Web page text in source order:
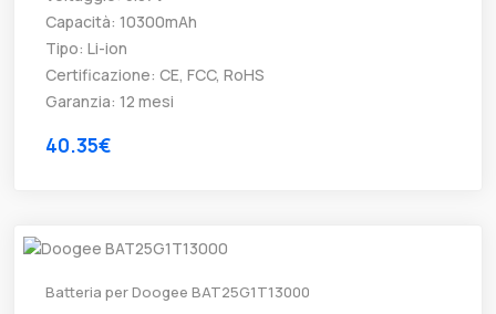
Capacità: 10300mAh
Tipo: Li-ion
Certificazione: CE, FCC, RoHS
Garanzia: 12 mesi
40.35€
Batteria per Doogee BAT25G1T13000